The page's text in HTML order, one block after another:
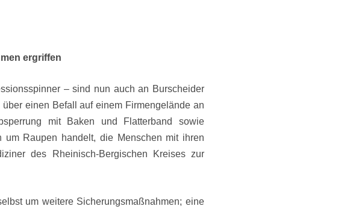
ergriffen
– sind nun auch an Burscheider
einen Befall auf einem Firmengelände an
mit Baken und Flatterband sowie
Raupen handelt, die Menschen mit ihren
des Rheinisch-Bergischen Kreises zur
um weitere Sicherungsmaßnahmen; eine